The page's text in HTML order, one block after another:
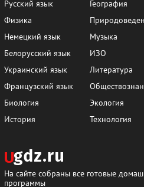
Русский язык
Физика
Немецкий язык
Белорусский язык
Украинский язык
Французский язык
Биология
История
География
Музыка
ИЗО
Литература
Экология
Технология
На сайте собраны все готовые
программы